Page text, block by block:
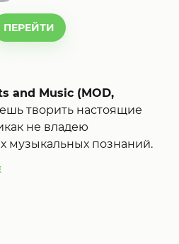
ПЕРЕЙТИ
and Music (MOD,
творить настоящие
не владею
музыкальных познаний.
формируй мелодии,
как в одиночку, этак